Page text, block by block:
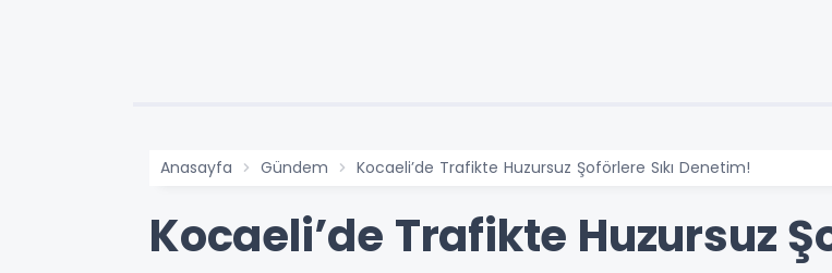
Anasayfa Gündem Kocaeli’de Trafikte Huzursuz Şoförlere Sıkı Denetim!
Kocaeli’de Trafikte Huzursuz